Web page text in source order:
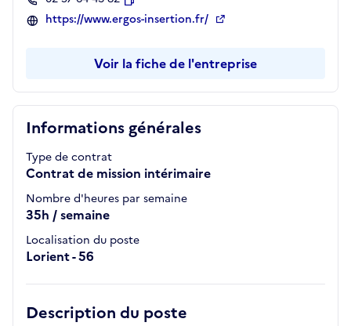
Informations générales
Type de contrat
Contrat de mission intérimaire
Nombre d'heures par semaine
35h / semaine
Localisation du poste
Lorient - 56
Description du poste
Copier
https://www.ergos-insertion.fr/
Voir la fiche de l'entreprise